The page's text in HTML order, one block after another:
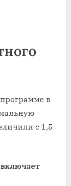
в
с 1,5